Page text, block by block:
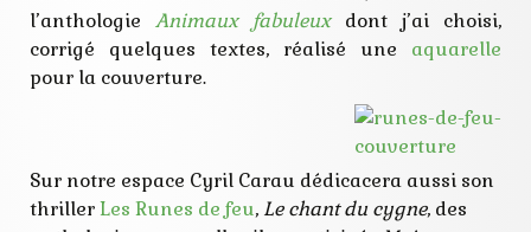
l’anthologie Animaux fabuleux
dont j’ai choisi,
corrigé quelques textes, réalisé une aquarelle
pour la couverture.
Sur notre espace Cyril Carau dédicacera aussi son
thrillerLes Runes de feu, Le chant du cygne, des